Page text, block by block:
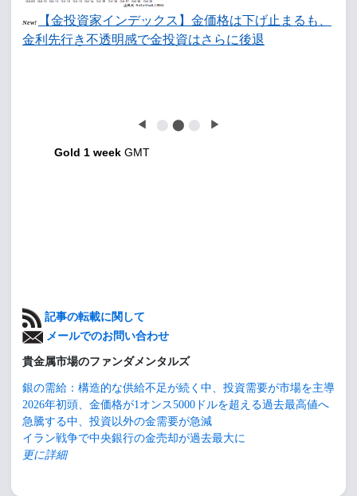
New!
【金投資家インデックス】金価格は下げ止まるも、
金利先行き不透明感で金投資はさらに後退
◀ ⬤ ⬤ ⬤ ▶
Gold 1 week GMT
記事の転載に関して
メールでのお問い合わせ
貴金属市場のファンダメンタルズ
銀の需給：構造的な供給不足が続く中、投資需要が市場を主導
2026年初頭、金価格が1オンス5000ドルを超える過去最高値へ
急騰する中、投資以外の金需要が急減
イラン戦争で中央銀行の金売却が過去最大に
更に詳細